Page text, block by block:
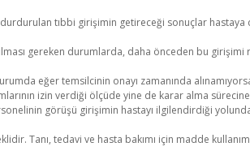
tıbbi girişimin getireceği sonuçlar
gereken durumlarda, daha önceden bu
eğer temsilcinin onayı zamanında
izin verdiği ölçüde yine de karar alma
görüşü girişimin hastayı ilgilendirdiği
Tanı, tedavi ve hasta bakımı için madde